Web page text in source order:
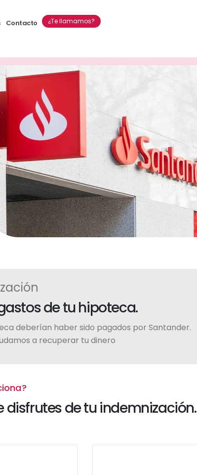
Contacto ¿Te llamamos?
de tu hipoteca.
deberían haber sido pagados por Santander.
a recuperar tu dinero
de tu indemnización.